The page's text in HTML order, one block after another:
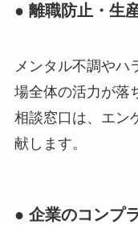
● 離職防止・生
メンタル不調やハ
場全体の活力が落
相談窓口は、エン
献します。
● 企業のコンプ